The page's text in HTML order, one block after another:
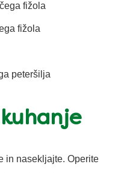
fižola
fižola
peteršilja
in nasekljajte. Operite